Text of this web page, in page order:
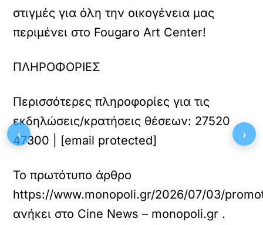
στιγμές για όλη την οικογένεια μας
περιμένει στο Fougaro Art Center!
ΠΛΗΡΟΦΟΡΙΕΣ
Περισσότερες πληροφορίες για τις
εκδηλώσεις/κρατήσεις θέσεων: 27520
47300 | [email protected]
Το πρωτότυπο άρθρο
https://www.monopoli.gr/2026/07/03/
ανήκει στο Cine News – monopoli.gr .
‹ ›